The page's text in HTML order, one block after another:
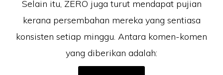
Selain itu, ZERO juga turut mendapat pujian
kerana persembahan mereka yang sentiasa
konsisten setiap minggu. Antara komen-komen
yang diberikan adalah: